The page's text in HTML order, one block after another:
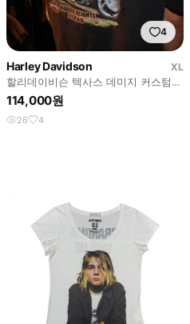
4
Harley Davidson
XL
할리데이비슨 텍사스 데미지 커스텀
반팔
114,000원
26 4